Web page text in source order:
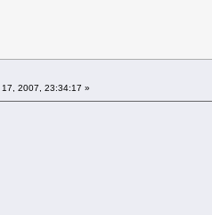
17, 2007, 23:34:17 »